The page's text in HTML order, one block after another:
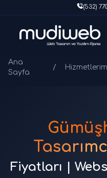
(532)
Ana
Sayfa
/
Fiyatları |